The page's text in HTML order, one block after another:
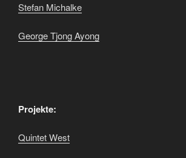
Stefan Michalke
George Tjong Ayong
Projekte:
Quintet West